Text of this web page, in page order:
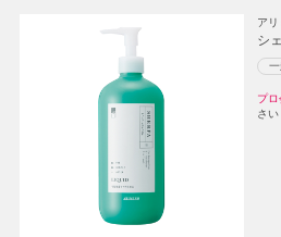
アリ
シ
プ
さい